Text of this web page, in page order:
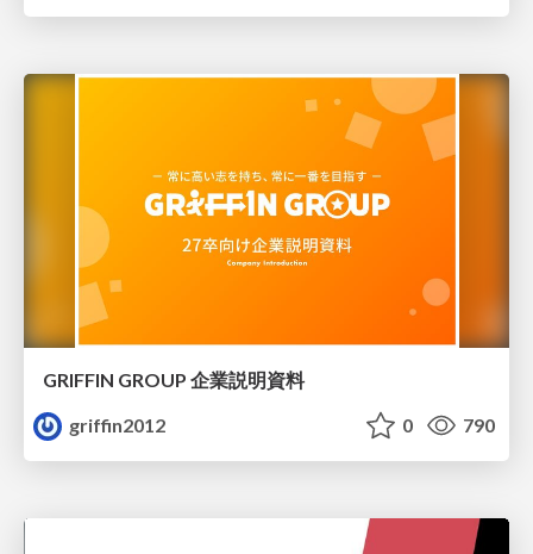
GRIFFIN GROUP 企業説明資料
griffin2012
0 790